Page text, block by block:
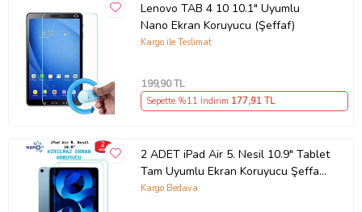
Lenovo TAB 4 10 10.1" Uyumlu
Nano Ekran Koruyucu (Şeffaf)
Kargo ile Teslimat
199,90 TL
Sepette %11 İndirim 177,91 TL
2 ADET iPad Air 5. Nesil 10.9" Tablet
Tam Uyumlu Ekran Koruyucu Şeffaf
Cam Nano HD Esnek Kırılmaz
Kargo Bedava